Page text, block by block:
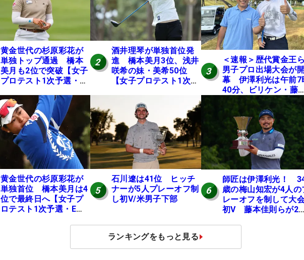
黄金世代の杉原彩花が
単独トップ通過 橋本
美月も2位で突破【女子
プロテスト1次予選・E
2
酒井理琴が単独首位発
進 橋本美月3位、浅井
咲希の妹・美希50位
【女子プロテスト1次予
3
＜速報＞歴代賞金王
男子プロ出場大会が
幕 伊澤利光は午前7
40分、ビリケン・藤
佳則は午前9時30分
ィオフ【MAIN
JOYX OPEN】
黄金世代の杉原彩花が
単独首位 橋本美月は4
位で最終日へ【女子プ
ロテスト1次予選・E地
5
石川遼は41位 ヒッチ
ナーが5人プレーオフ制
し初V/米男子下部
6
師匠は伊澤利光！
歳の梅山知宏が4人の
レーオフを制して大
初V 藤本佳則らが2
ランキングをもっと見る